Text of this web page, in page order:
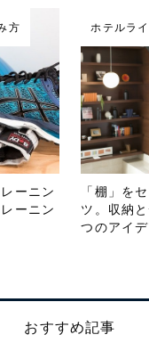
方
ーニン
ーニン
ホテルラ
「棚」を
ツ。収納
つのアイ
おすすめ記事